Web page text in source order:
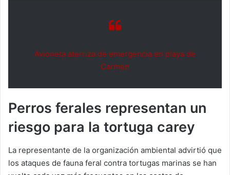
Avioneta aterriza de emergencia en playa de
Carmen
Perros ferales representan un
riesgo para la tortuga carey
La representante de la organización ambiental advirtió que
los ataques de fauna feral contra tortugas marinas se han